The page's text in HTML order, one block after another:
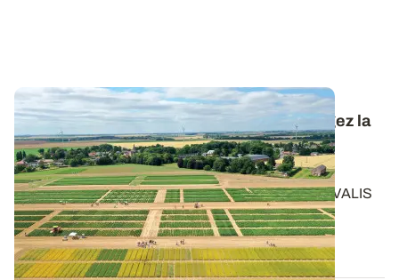
Conduite de la pomme de terre : téléchargez la
synthèse des essais 2025 pour réussir la
campagne 2026
Retrouvez les résultats des essais conduits par ARVALIS
en 2025 sur pomme de terre et les...
20 FÉVR. 2026